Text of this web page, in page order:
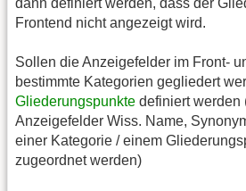
dann definiert werden, dass der
Frontend nicht angezeigt wird.
Sollen die Anzeigefelder im Front-
bestimmte Kategorien gegliedert
Gliederungspunkte definiert werden
Anzeigefelder Wiss. Name,
einer Kategorie / einem
zugeordnet werden)